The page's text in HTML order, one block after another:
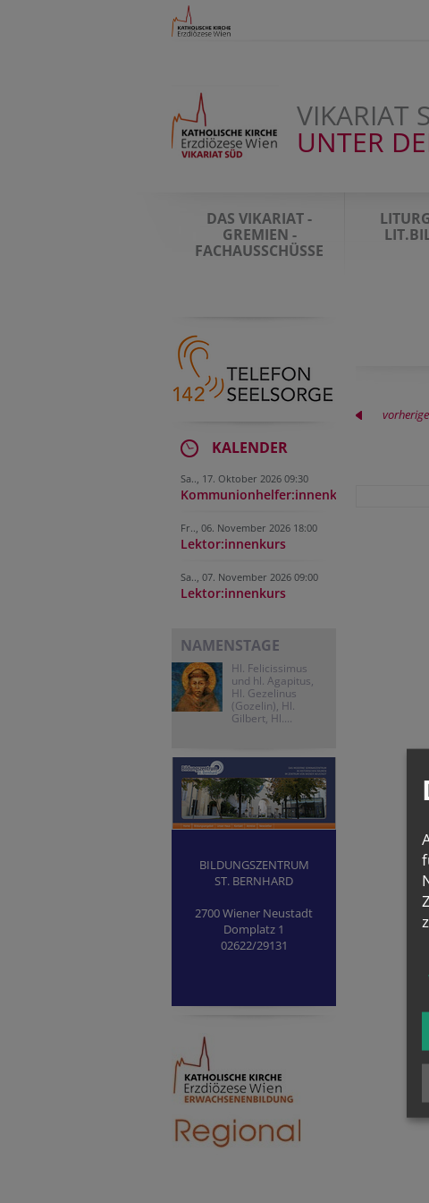
VIKARIAT
UNTER
DAS VIKARIAT -
GREMIEN -
FACHAUSSCHÜSSE
KALENDER
Sa.., 17. Oktober 2026 09:30
Kommunionhelfer:innenkurs
Fr.., 06. November 2026 18:00
Lektor:innenkurs
Sa.., 07. November 2026 09:00
Lektor:innenkurs
NAMENSTAGE
Hl. Felicissimus
und hl. Agapitus,
Hl. Gezelinus
(Gozelin), Hl.
Gilbert, Hl....
BILDUNGSZENTRUM
ST. BERNHARD
2700 Wiener Neustadt
Domplatz 1
02622/29131
vorherige